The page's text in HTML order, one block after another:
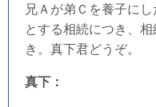
兄Ａが弟Ｃを養子に
とする相続につき、
き。真下君どうぞ。
真下：